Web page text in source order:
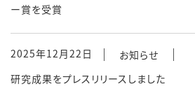
ー賞を受賞
2025年12月22日
お知らせ
研究成果をプレスリリースしました